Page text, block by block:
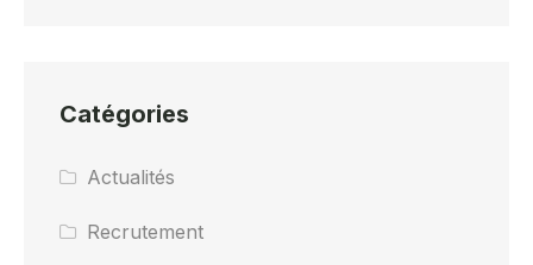
Catégories
Actualités
Recrutement